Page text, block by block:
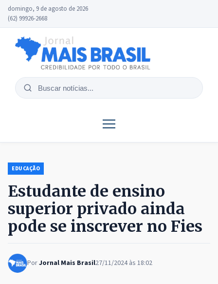
domingo, 9 de agosto de 2026
(62) 99926-2668
Buscar
EDUCAÇÃO
Estudante de ensino
superior privado ainda
pode se inscrever no Fies
PorJornal Mais Brasil27/11/2024 às 18:02